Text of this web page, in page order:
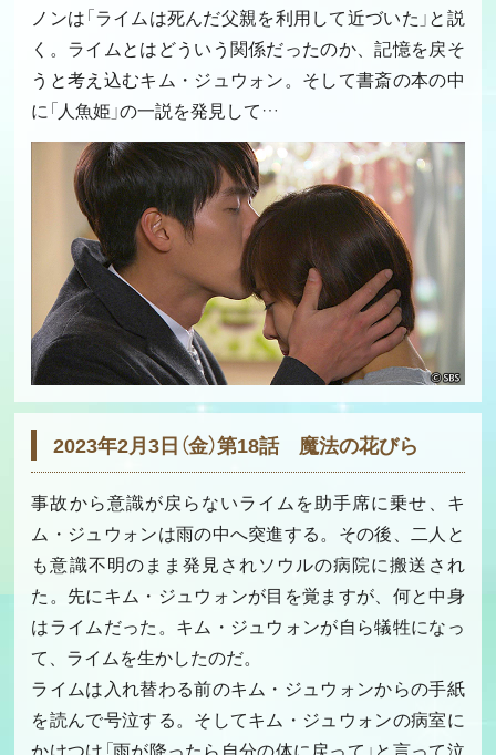
ノンは「ライムは死んだ父親を利用して近づいた」と説
く。ライムとはどういう関係だったのか、記憶を戻そ
うと考え込むキム・ジュウォン。そして書斎の本の中
に「人魚姫」の一説を発見して…
2023年2月3日（金）第18話 魔法の花びら
事故から意識が戻らないライムを助手席に乗せ、キ
ム・ジュウォンは雨の中へ突進する。その後、二人と
も意識不明のまま発見されソウルの病院に搬送され
た。先にキム・ジュウォンが目を覚ますが、何と中身
はライムだった。キム・ジュウォンが自ら犠牲になっ
て、ライムを生かしたのだ。
ライムは入れ替わる前のキム・ジュウォンからの手紙
を読んで号泣する。そしてキム・ジュウォンの病室に
かけつけ「雨が降ったら自分の体に戻って」と言って泣